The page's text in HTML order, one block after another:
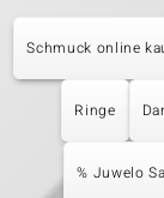
Schmuck online
Ringe
% Juwelo